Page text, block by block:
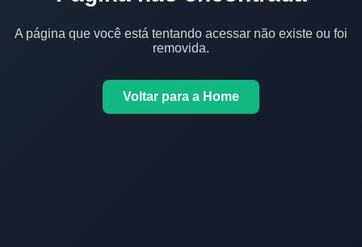
A página que você está tentando acessar não existe ou foi
removida.
Voltar para a Home